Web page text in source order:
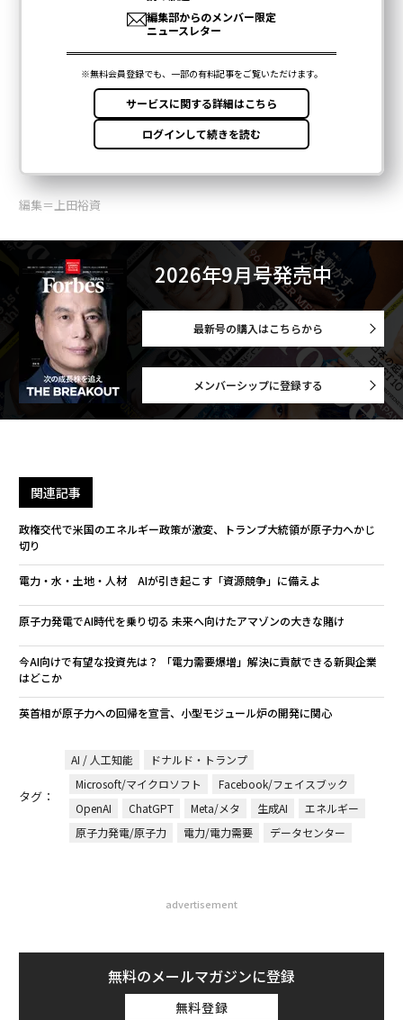
編集＝上田裕資
2026年9月号発売中
最新号の購入はこちらから
メンバーシップに登録する
関連記事
政権交代で米国のエネルギー政策が激変、トランプ大統領が原子力へかじ
切り
電力・水・土地・人材 AIが引き起こす「資源競争」に備えよ
原子力発電でAI時代を乗り切る 未来へ向けたアマゾンの大きな賭け
今AI向けで有望な投資先は？ 「電力需要爆増」解決に貢献できる新興企業
はどこか
英首相が原子力への回帰を宣言、小型モジュール炉の開発に関心
タグ：
AI / 人工知能
ドナルド・トランプ
Microsoft/マイクロソフト
Facebook/フェイスブック
OpenAI
ChatGPT Meta/メタ 生成AI
エネルギー
原子力発電/原子力
電力/電力需要 データセンター
advertisement
無料のメールマガジンに登録
無料登録